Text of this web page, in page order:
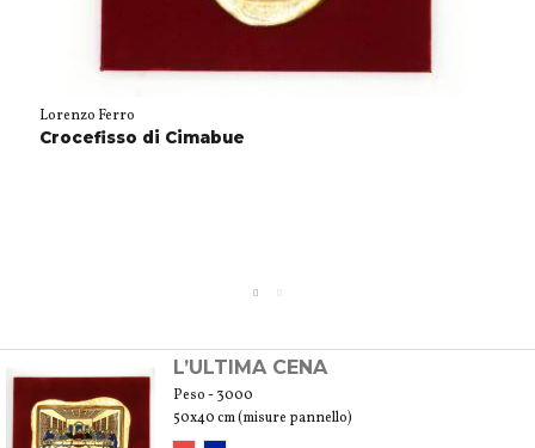
Lorenzo Ferro
Crocefisso di Cimabue
L’ULTIMA CENA
Peso - 3000
50x40 cm (misure pannello)